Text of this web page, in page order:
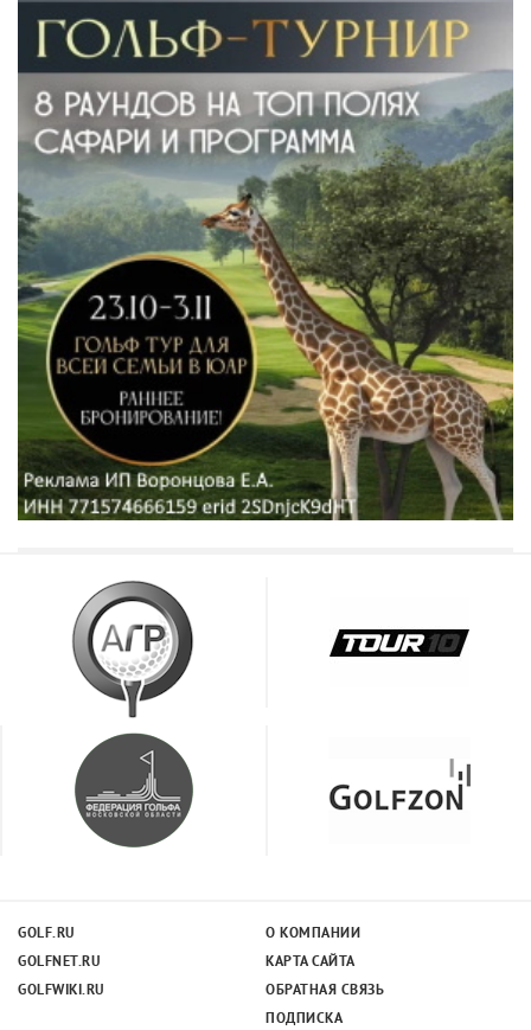
GOLF.RU
GOLFNET.RU
GOLFWIKI.RU
О КОМПАНИИ
КАРТА САЙТА
ОБРАТНАЯ СВЯЗЬ
ПОДПИСКА